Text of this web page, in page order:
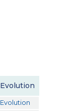
Evolution
Evolution